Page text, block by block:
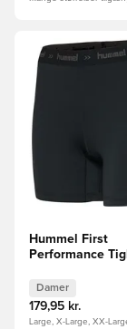
Åbner en
Hummel First
Performance
Damer
179,95 kr.
Large, X-Large, XX-